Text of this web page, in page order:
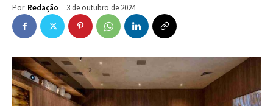
Por Redação 3 de outubro de 2024